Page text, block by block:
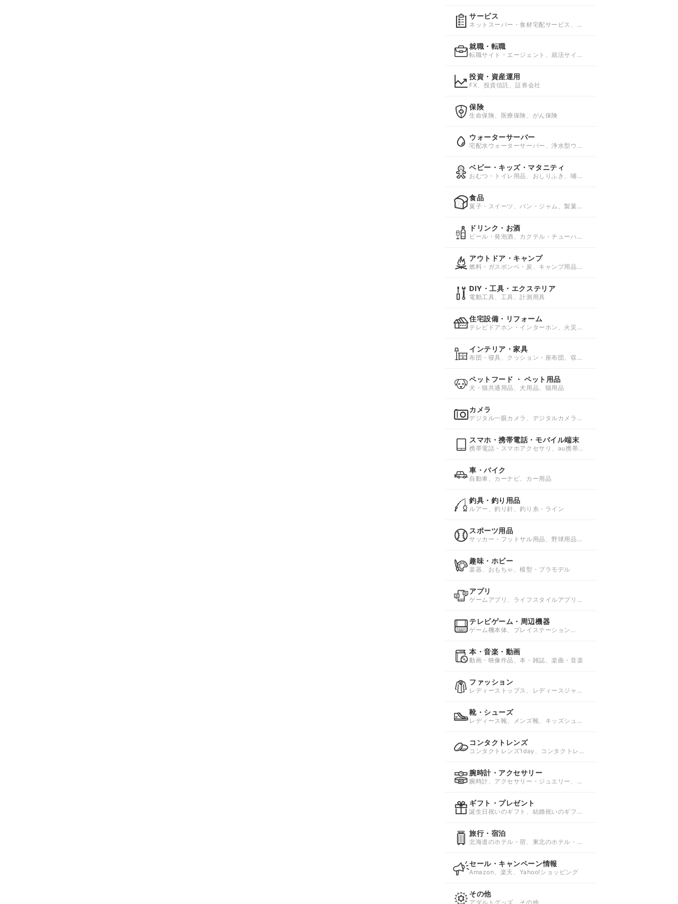
サービス
ネットスーパー・食材宅配サービス、資
就職・転職
転職サイト・エージェント、就活サイ
投資・資産運用
FX、投資信託、証券会社
保険
生命保険、医療保険、がん保険
ウォーターサーバー
宅配水ウォーターサーバー、浄水型ウォ
ーサーバー
ベビー・キッズ・マタニティ
おむつ・トイレ用品、おしりふき、哺乳
食品
菓子・スイーツ、パン・ジャム、製菓・
ドリンク・お酒
ビール・発泡酒、カクテル・チューハイ
アウトドア・キャンプ
燃料・ガスボンベ・炭、キャンプ用品、
DIY・工具・エクステリア
電動工具、工具、計測用具
住宅設備・リフォーム
テレビドアホン・インターホン、火災警
インテリア・家具
布団・寝具、クッション・座布団、収納
ペットフード ・ ペット用品
犬・猫共通用品、犬用品、猫用品
カメラ
デジタル一眼カメラ、デジタルカメラ、
スマホ・携帯電話・モバイル端末
携帯電話・スマホアクセサリ、au携帯電
車・バイク
自動車、カーナビ、カー用品
釣具・釣り用品
ルアー、釣り針、釣り糸・ライン
スポーツ用品
サッカー・フットサル用品、野球用品、
趣味・ホビー
楽器、おもちゃ、模型・プラモデル
アプリ
ゲームアプリ、ライフスタイルアプリ、
テレビゲーム・周辺機器
ゲーム機本体、プレイステーション
3(PS3)ソフト
本・音楽・動画
動画・映像作品、本・雑誌、楽曲・音楽
ファッション
レディーストップス、レディースジャケ
靴・シューズ
レディース靴、メンズ靴、キッズシュー
コンタクトレンズ
コンタクトレンズ1day、コンタクトレン
腕時計・アクセサリー
腕時計、アクセサリー・ジュエリー、ワ
ギフト・プレゼント
誕生日祝いのギフト、結婚祝いのギフ
旅行・宿泊
北海道のホテル・宿、東北のホテル・
セール・キャンペーン情報
Amazon、楽天、Yahoo!ショッピング
その他
アダルトグッズ、その他